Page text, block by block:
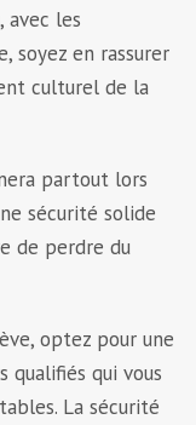
avec les
soyez en rassurer
culturel de la
partout lors
sécurité solide
de perdre du
optez pour une
qualifiés qui vous
La sécurité